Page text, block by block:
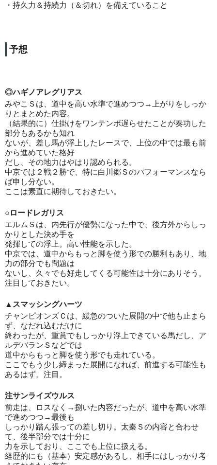
・持久力＆持続力（＆切れ）を備えていること
予想
◎ハギノアレグリアス
みやこＳは、道中を高い水準で進めつつ→上がりをしっか
りとまとめた内容。
（結果的に）仕掛けをワンテンポ遅らせたことが奏功した
部分もあるかも知れ
ないが、差し馬が浮上したレースで、上位の中では最も前
から進めていた格好
だし、その地力はやはり認められる。
中京では２戦２勝で、特に白川郷Ｓのパフォーマンスなら
ば申し分ない。
ここは素直に期待しておきたい。
○ロードレガリス
エルムＳは、内先行が優勢になった中で、後方外からしっ
かりとした決め手を
発揮しての浮上。高い性能を示した。
中京では、道中からもっと脚を使う形での勝利もあり、地
力の部分でも問題は
ないし、久々でも好走してくる可能性は十分にありそう。
注目しておきたい。
▲スマッシングハーツ
チャンピオンズＣは、緩急のついた展開の中で他も止まら
ず、なだれ込むだけに
終わったが、重賞でもしっかり浮上できている馬だし、ア
ルデバランＳなどでは
道中からもっと脚を使う形でも走れている。
ここでもう少し締まった展開になれば、前進する可能性も
あるはず。注目。
注サンライズウルス
前走は、ロスなく→捌いた内容だったが、道中を高い水準
で進めつつ→最後も
しっかり踏ん張っての差し切り。太秦Ｓの内容と合わせ
て、後半部分では十分に
力を示しており、ここでも上位に扱える。
経歴的にも（基本）安定感があるし、相手にはしっかり考